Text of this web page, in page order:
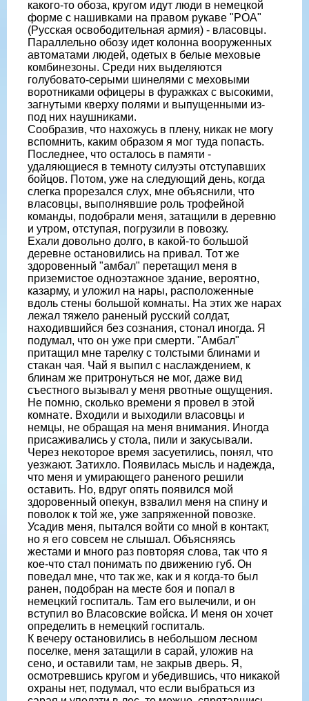
какого-то обоза, кругом идут люди в немецкой
форме с нашивками на правом рукаве "РОА"
(Русская освободительная армия) - власовцы.
Параллельно обозу идет колонна вооруженных
автоматами людей, одетых в белые меховые
комбинезоны. Среди них выделяются
голубовато-серыми шинелями с меховыми
воротниками офицеры в фуражках с высокими,
загнутыми кверху полями и выпущенными из-
под них наушниками.
Сообразив, что нахожусь в плену, никак не могу
вспомнить, каким образом я мог туда попасть.
Последнее, что осталось в памяти -
удаляющиеся в темноту силуэты отступавших
бойцов. Потом, уже на следующий день, когда
слегка прорезался слух, мне объяснили, что
власовцы, выполнявшие роль трофейной
команды, подобрали меня, затащили в деревню
и утром, отступая, погрузили в повозку.
Ехали довольно долго, в какой-то большой
деревне остановились на привал. Тот же
здоровенный "амбал" перетащил меня в
приземистое одноэтажное здание, вероятно,
казарму, и уложил на нары, расположенные
вдоль стены большой комнаты. На этих же нарах
лежал тяжело раненый русский солдат,
находившийся без сознания, стонал иногда. Я
подумал, что он уже при смерти. "Амбал"
притащил мне тарелку с толстыми блинами и
стакан чая. Чай я выпил с наслаждением, к
блинам же притронуться не мог, даже вид
съестного вызывал у меня рвотные ощущения.
Не помню, сколько времени я провел в этой
комнате. Входили и выходили власовцы и
немцы, не обращая на меня внимания. Иногда
присаживались у стола, пили и закусывали.
Через некоторое время засуетились, понял, что
уезжают. Затихло. Появилась мысль и надежда,
что меня и умирающего раненого решили
оставить. Но, вдруг опять появился мой
здоровенный опекун, взвалил меня на спину и
поволок к той же, уже запряженной повозке.
Усадив меня, пытался войти со мной в контакт,
но я его совсем не cлышал. Объясняясь
жестами и много раз повторяя слова, так что я
кое-что стал понимать по движению губ. Он
поведал мне, что так же, как и я когда-то был
ранен, подобран на месте боя и попал в
немецкий госпиталь. Там его вылечили, и он
вступил во Власовские войска. И меня он хочет
определить в немецкий госпиталь.
К вечеру остановились в небольшом лесном
поселке, меня затащили в сарай, уложив на
сено, и оставили там, не закрыв дверь. Я,
осмотревшись кругом и убедившись, что никакой
охраны нет, подумал, что если выбраться из